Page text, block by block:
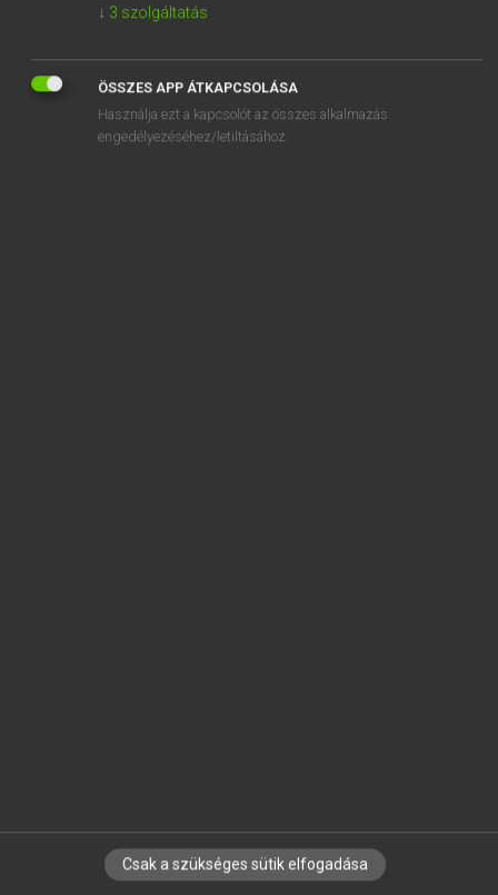
acquisition de résidences secondaires
acquisition of control
acquisition of new knowledge
IRATKOZZ FEL HÍRLEVELÜNKRE!
↓ 3 szolgáltatás
ÖSSZES APP ÁTKAPCSOLÁSA
Használja ezt a kapcsolót az összes alkalmazás
engedélyezéséhez/letiltásához.
Csak a szükséges sütik elfogadása